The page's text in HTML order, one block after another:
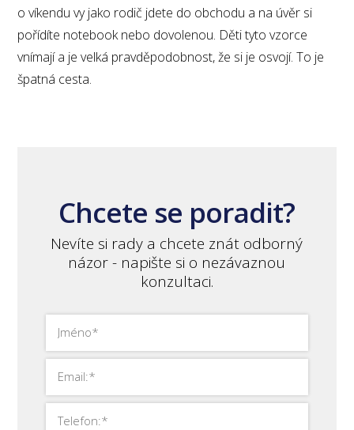
o víkendu vy jako rodič jdete do obchodu a na úvěr si
pořídíte notebook nebo dovolenou. Děti tyto vzorce
vnímají a je velká pravděpodobnost, že si je osvojí. To je
špatná cesta.
Chcete se poradit?
Nevíte si rady a chcete znát odborný
názor - napište si o nezávaznou
konzultaci.